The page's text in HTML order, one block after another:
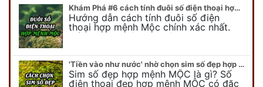
Khám Phá #6 cách tính đuôi số điện thoại hợp mệnh Mộc
Hướng dẫn cách tính đuôi số điện
thoại hợp mệnh Mộc chính xác nhất.
Cách chọn đuôi sim điện thoại hợp
chuyên…
'Tiền vào như nước' nhờ chọn sim số đẹp hợp mệnh MỘC
Sim số đẹp hợp mệnh MỘC là gì? Số
điện thoại đẹp hợp mệnh MỘC có đặc